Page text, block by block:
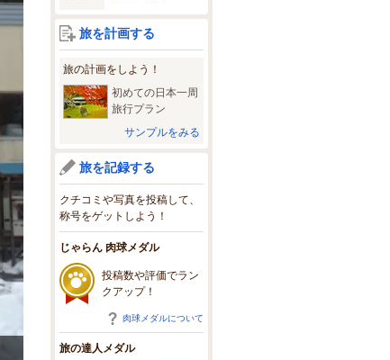
可愛らしい『生大福』はお土産にも最適
旅を計画する
旅の計画をしよう！
初めての日本一周
旅行プラン
サンプルをみる
旅を記録する
クチコミや写真を投稿して、
称号をゲットしよう！
じゃらん 肉球メダル
投稿数や評価でラン
クアップ！
肉球メダルについて
旅の達人メダル